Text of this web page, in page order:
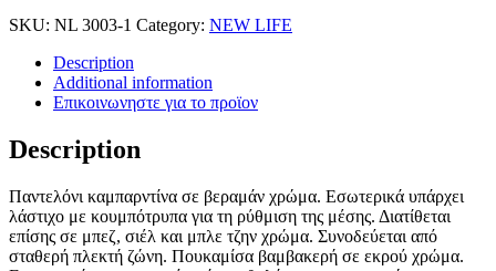
SKU: NL 3003-1 Category: NEW LIFE
Description
Additional information
Επικοινωνηστε για το προϊoν
Description
Παντελόνι καμπαρντίνα σε βεραμάν χρώμα. Εσωτερικά υπάρχει
λάστιχο με κουμπότρυπα για τη ρύθμιση της μέσης. Διατίθεται
επίσης σε μπεζ, σιέλ και μπλε τζην χρώμα. Συνοδεύεται από
σταθερή πλεκτή ζώνη. Πουκαμίσα βαμβακερή σε εκρού χρώμα.